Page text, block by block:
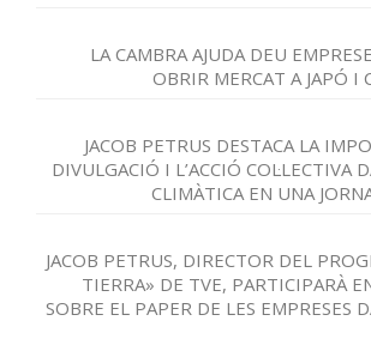
LA CAMBRA AJUDA DEU
OBRIR MERCAT A JAPÓ I
JACOB PETRUS DESTACA LA
DIVULGACIÓ I L’ACCIÓ COL·LECTIVA
CLIMÀTICA EN UNA
JACOB PETRUS, DIRECTOR DEL
TIERRA» DE TVE, PARTICIPARÀ
SOBRE EL PAPER DE LES EMPRESES